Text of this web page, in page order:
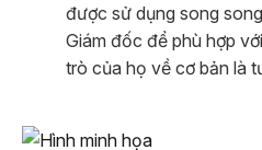
được sử dụng song
Giám đốc để phù hợp
trò của họ về cơ bản là